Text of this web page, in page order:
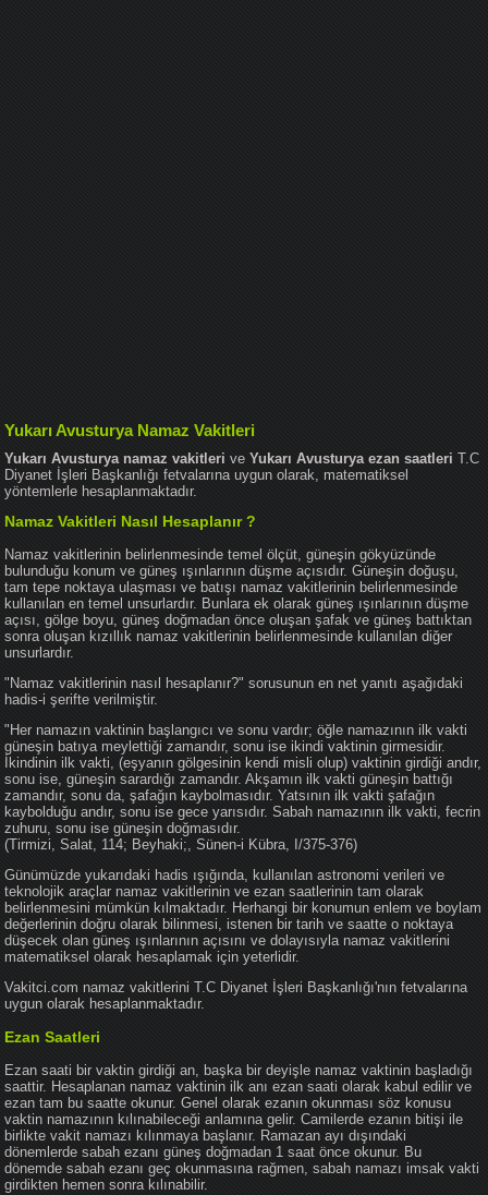
Yukarı Avusturya Namaz Vakitleri
Yukarı Avusturya namaz vakitleri veYukarı Avusturya ezan saatleri T.C
Diyanet İşleri Başkanlığı fetvalarına uygun olarak, matematiksel
yöntemlerle hesaplanmaktadır.
Namaz Vakitleri Nasıl Hesaplanır ?
Namaz vakitlerinin belirlenmesinde temel ölçüt, güneşin gökyüzünde
bulunduğu konum ve güneş ışınlarının düşme açısıdır. Güneşin doğuşu,
tam tepe noktaya ulaşması ve batışı namaz vakitlerinin belirlenmesinde
kullanılan en temel unsurlardır. Bunlara ek olarak güneş ışınlarının düşme
açısı, gölge boyu, güneş doğmadan önce oluşan şafak ve güneş battıktan
sonra oluşan kızıllık namaz vakitlerinin belirlenmesinde kullanılan diğer
unsurlardır.
"Namaz vakitlerinin nasıl hesaplanır?" sorusunun en net yanıtı aşağıdaki
hadis-i şerifte verilmiştir.
"Her namazın vaktinin başlangıcı ve sonu vardır; öğle namazının ilk vakti
güneşin batıya meylettiği zamandır, sonu ise ikindi vaktinin girmesidir.
İkindinin ilk vakti, (eşyanın gölgesinin kendi misli olup) vaktinin girdiği andır,
sonu ise, güneşin sarardığı zamandır. Akşamın ilk vakti güneşin battığı
zamandır, sonu da, şafağın kaybolmasıdır. Yatsının ilk vakti şafağın
kaybolduğu andır, sonu ise gece yarısıdır. Sabah namazının ilk vakti, fecrin
zuhuru, sonu ise güneşin doğmasıdır.
(Tirmizi, Salat, 114; Beyhaki;, Sünen-i Kübra, I/375-376)
Günümüzde yukarıdaki hadis ışığında, kullanılan astronomi verileri ve
teknolojik araçlar namaz vakitlerinin ve ezan saatlerinin tam olarak
belirlenmesini mümkün kılmaktadır. Herhangi bir konumun enlem ve boylam
değerlerinin doğru olarak bilinmesi, istenen bir tarih ve saatte o noktaya
düşecek olan güneş ışınlarının açısını ve dolayısıyla namaz vakitlerini
matematiksel olarak hesaplamak için yeterlidir.
Vakitci.com namaz vakitlerini T.C Diyanet İşleri Başkanlığı'nın fetvalarına
uygun olarak hesaplanmaktadır.
Ezan Saatleri
Ezan saati bir vaktin girdiği an, başka bir deyişle namaz vaktinin başladığı
saattir. Hesaplanan namaz vaktinin ilk anı ezan saati olarak kabul edilir ve
ezan tam bu saatte okunur. Genel olarak ezanın okunması söz konusu
vaktin namazının kılınabileceği anlamına gelir. Camilerde ezanın bitişi ile
birlikte vakit namazı kılınmaya başlanır. Ramazan ayı dışındaki
dönemlerde sabah ezanı güneş doğmadan 1 saat önce okunur. Bu
dönemde sabah ezanı geç okunmasına rağmen, sabah namazı imsak vakti
girdikten hemen sonra kılınabilir.